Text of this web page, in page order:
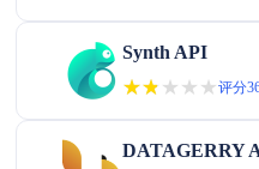
Synth API
★★★★★
★★★★★评分
DATAGERRY